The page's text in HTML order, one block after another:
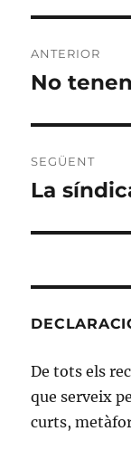
ANTERIOR
Entrada
No
SEGÜENT
Entrada
La
De tots els
que serveix
curts,